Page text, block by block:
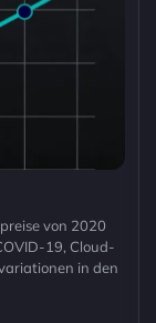
von 2020
19, Cloud-
in den